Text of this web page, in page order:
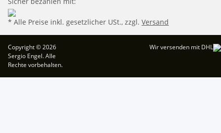
* Alle Preise inkl. gesetzlicher USt., zzgl. Versand
Copyright © 2026
Sergio Engel. Alle
Rechte vorbehalten.
Wir versenden mit DHL